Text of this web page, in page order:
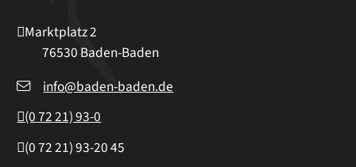
Marktplatz 2
76530 Baden-Baden
info@baden-baden.de
(07221) 93-0
(07221) 93-2045